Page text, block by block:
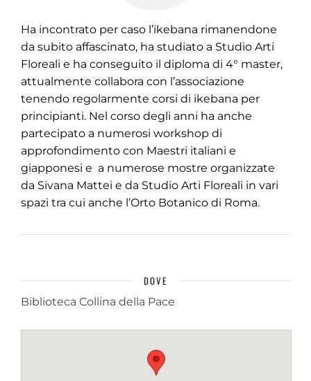
Ha incontrato per caso l’ikebana rimanendone
da subito affascinato, ha studiato a Studio Arti
Floreali e ha conseguito il diploma di 4° master,
attualmente collabora con l’associazione
tenendo regolarmente corsi di ikebana per
principianti. Nel corso degli anni ha anche
partecipato a numerosi workshop di
approfondimento con Maestri italiani e
giapponesi e a numerose mostre organizzate
da Sivana Mattei e da Studio Arti Floreali in vari
spazi tra cui anche l’Orto Botanico di Roma.
DOVE
Biblioteca Collina della Pace